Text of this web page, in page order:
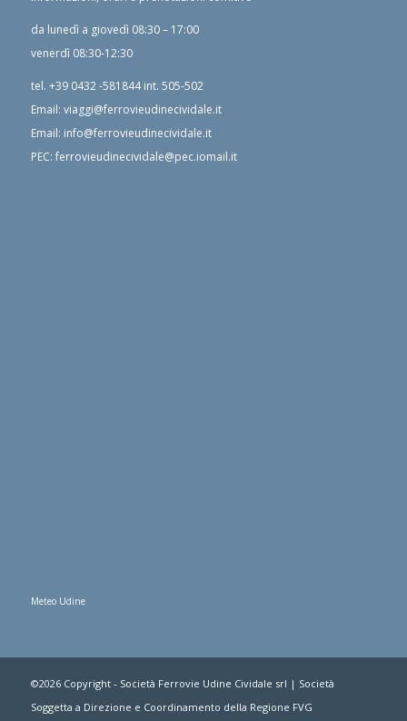
da lunedì a giovedì 08:30 – 17:00
venerdì 08:30-12:30
tel. +39 0432 -581844int. 505-502
Email: viaggi@ferrovieudinecividale.it
Email: info@ferrovieudinecividale.it
PEC: ferrovieudinecividale@pec.iomail.it
Meteo Udine
©2026 Copyright - Società Ferrovie Udine Cividale srl | Società
Soggetta a Direzione e Coordinamento della Regione FVG